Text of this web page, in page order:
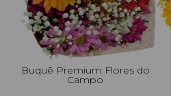
Buquê Premium Flores do
Campo